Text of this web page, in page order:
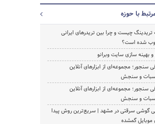
با حوزه
تریدینگ چیست و چرا بین تریدرهای ایرانی
شده است؟
و بهینه سازی سایت وبرانو
سنجور؛ مجموعه‌ای از ابزارهای آنلاین
و سنجش
سنجور؛ مجموعه‌ای از ابزارهای آنلاین
و سنجش
گوشی سرقتی در مشهد | سریع‌ترین روش پیدا
موبایل گمشده